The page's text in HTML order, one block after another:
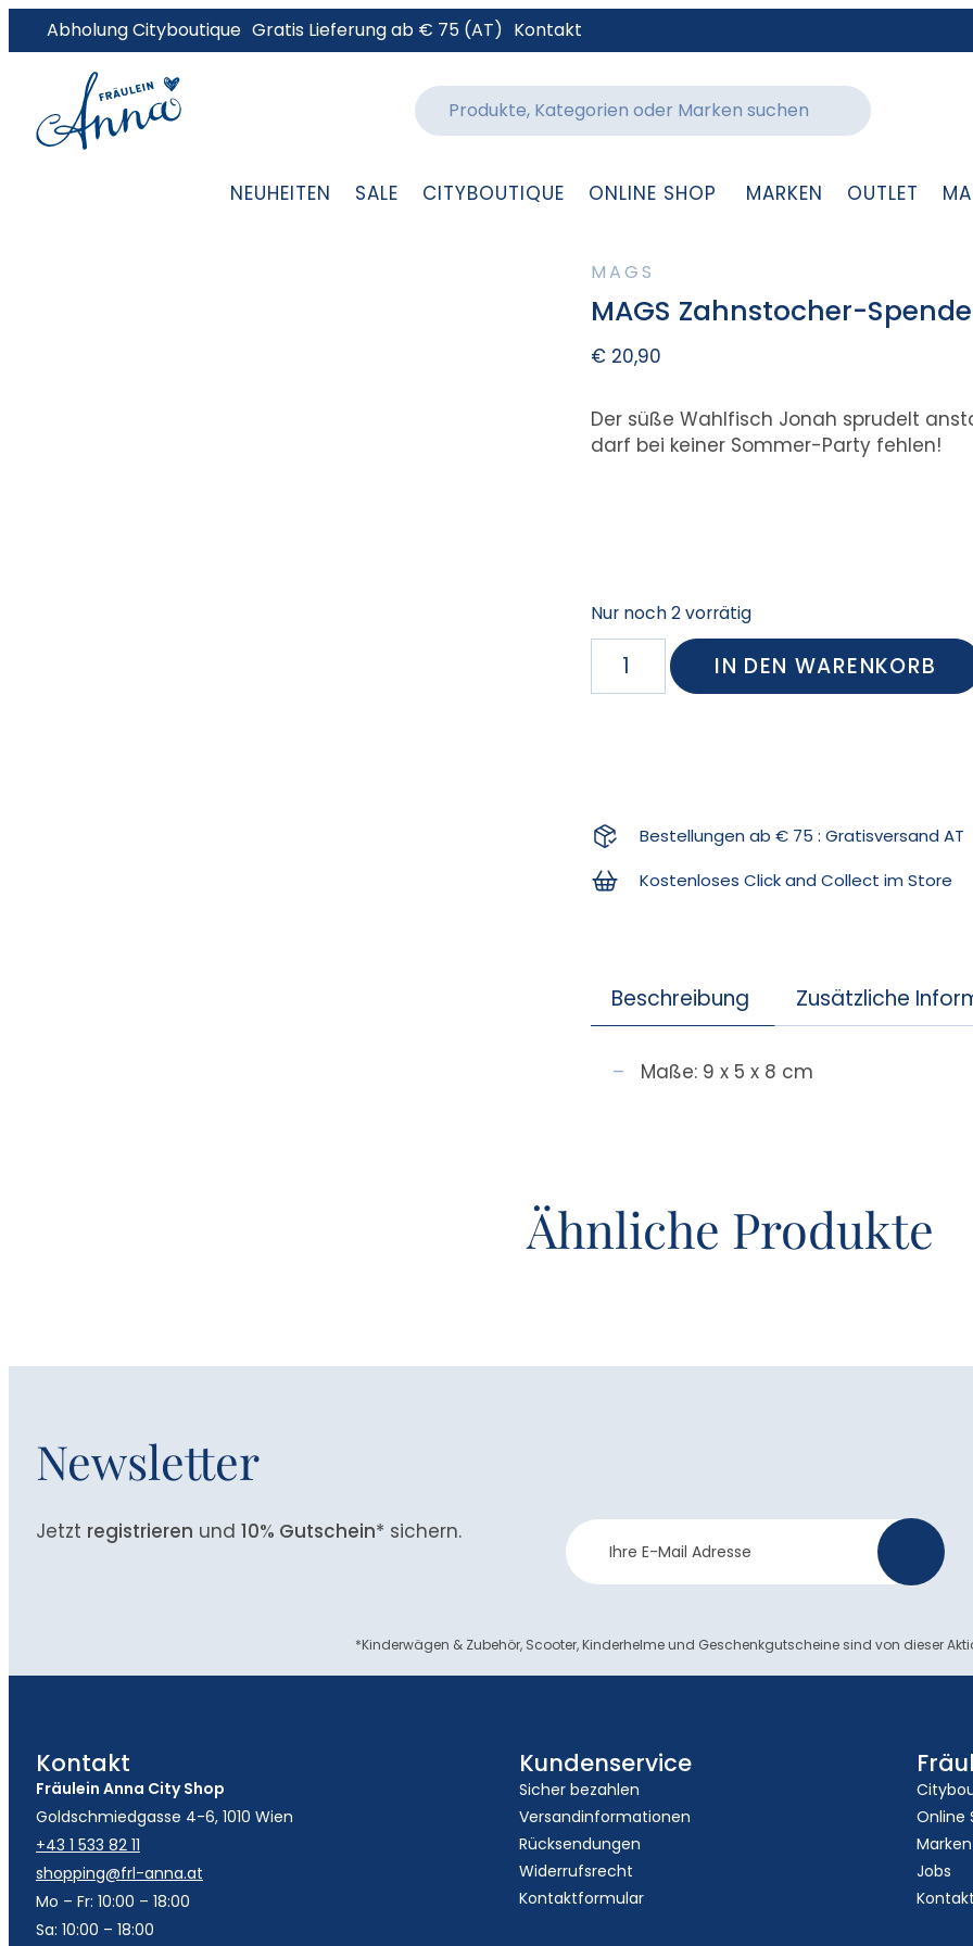
Abholung Cityboutique Gratis Lieferung ab € 75 (AT) Kontakt
NEUHEITEN SALE CITYBOUTIQUE ONLINE SHOP MARKEN OUTLET
MAGS
MAGS Zahnstocher-
€ 20,90
Der süße Wahlfisch Jonah sprudelt
darf bei keiner Sommer-Party fehlen!
Nur noch 2 vorrätig
IN DEN WARENKORB
Bestellungen ab € 75 : Gratisversand AT
Kostenloses Click and Collect im Store
Beschreibung Zusätzliche
Maße: 9 x 5 x 8 cm
Ähnliche Produkte
Newsletter
Jetzt registrieren und 10% Gutschein* sichern.
Newsletter
Anmeldung
*Kinderwägen & Zubehör, Scooter, Kinderhelme und Geschenkgutscheine sind von dieser
Kontakt
Fräulein Anna City Shop
Goldschmiedgasse 4-6, 1010 Wien
+43 1 533 82 11
shopping@frl-anna.at
Mo – Fr: 10:00 – 18:00
Sa: 10:00 – 18:00
Kundenservice
Sicher bezahlen
Versandinformationen
Rücksendungen
Widerrufsrecht
Kontaktformular
Online
Marken
Jobs
Kontakt